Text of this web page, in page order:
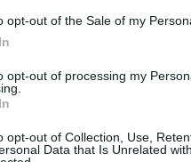
opt-out of the Sale of my
opt-out of processing my
opt-out of Collection, Use,
Data that Is Unrelated